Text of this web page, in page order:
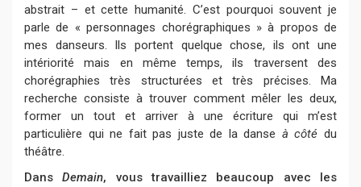
abstrait – et cette humanité. C’est pourquoi souvent je
parle de « personnages chorégraphiques » à propos de
mes danseurs. Ils portent quelque chose, ils ont une
intériorité mais en même temps, ils traversent des
chorégraphies très structurées et très précises. Ma
recherche consiste à trouver comment mêler les deux,
former un tout et arriver à une écriture qui m’est
particulière qui ne fait pas juste de la danse à côté du
théâtre.
DansDemain, vous travailliez beaucoup avec les